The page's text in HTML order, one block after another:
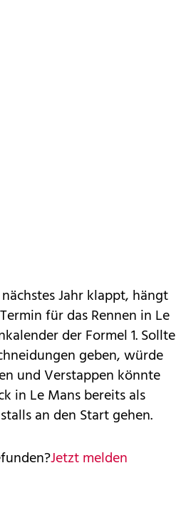
Jahr klappt, hängt
für das Rennen in Le
der Formel 1. Sollte
geben, würde
und Verstappen könnte
in Le Mans bereits als
an den Start gehen.
Jetzt melden